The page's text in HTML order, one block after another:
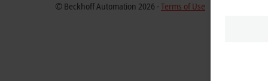
© Beckhoff Automation 2026 -Terms of Use